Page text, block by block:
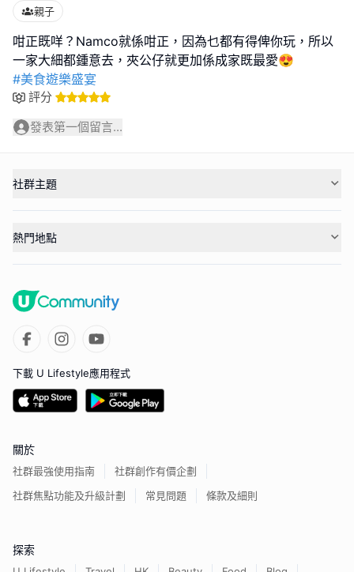
親子
咁正既咩？Namco就係咁正，因為乜都有得俾你玩，所以
#美食遊樂盛宴
評分
發表第一個留言...
社群主題
熱門地點
下載 U Lifestyle應用程式
關於
社群最強使用指南
社群創作有價企劃
社群焦點功能及升級計劃
常見問題 條款及細則
探索